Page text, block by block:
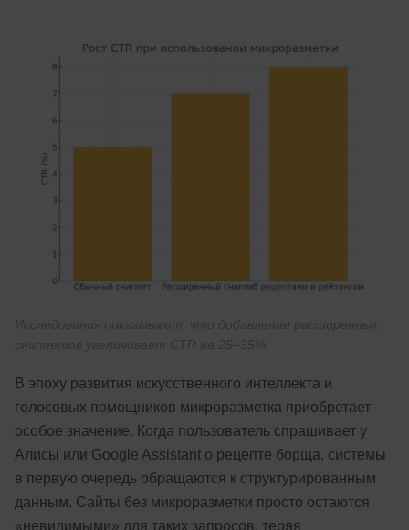
В эпоху развития искусственного интеллекта и
голосовых помощников микроразметка приобретает
особое значение. Когда пользователь спрашивает у
Алисы или Google Assistant о рецепте борща, системы
в первую очередь обращаются к структурированным
данным. Сайты без микроразметки просто остаются
«невидимыми» для таких запросов, теряя